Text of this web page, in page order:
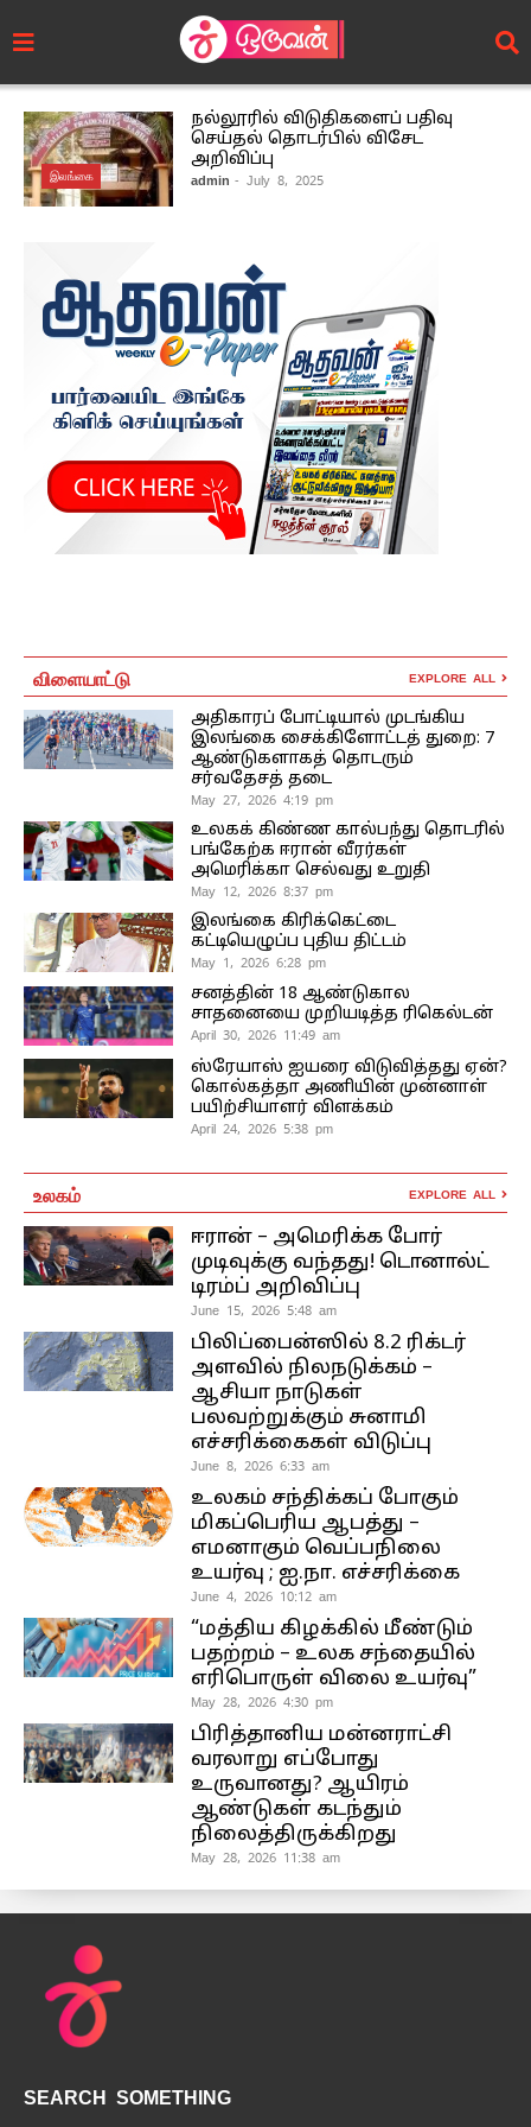
இலங்கை
நல்லூரில் விடுதிகளைப் பதிவு
செய்தல் தொடர்பில் விசேட
அறிவிப்பு
admin - July 8, 2025
விளையாட்டு EXPLORE ALL
அதிகாரப் போட்டியால் முடங்கிய
இலங்கை சைக்கிளோட்டத் துறை: 7
ஆண்டுகளாகத் தொடரும்
சர்வதேசத் தடை
May 27, 2026 4:19 pm
உலகக் கிண்ண கால்பந்து தொடரில்
பங்கேற்க ஈரான் வீரர்கள்
அமெரிக்கா செல்வது உறுதி
May 12, 2026 8:37 pm
இலங்கை கிரிக்கெட்டை
கட்டியெழுப்ப புதிய திட்டம்
May 1, 2026 6:28 pm
சனத்தின் 18 ஆண்டுகால
சாதனையை முறியடித்த ரிகெல்டன்
April 30, 2026 11:49 am
ஸ்ரேயாஸ் ஐயரை விடுவித்தது ஏன்?
கொல்கத்தா அணியின் முன்னாள்
பயிற்சியாளர் விளக்கம்
April 24, 2026 5:38 pm
உலகம் EXPLORE ALL
ஈரான் – அமெரிக்க போர்
முடிவுக்கு வந்தது! டொனால்ட்
டிரம்ப் அறிவிப்பு
June 15, 2026 5:48 am
பிலிப்பைன்ஸில் 8.2 ரிக்டர்
அளவில் நிலநடுக்கம் –
ஆசியா நாடுகள்
பலவற்றுக்கும் சுனாமி
எச்சரிக்கைகள் விடுப்பு
June 8, 2026 6:33 am
உலகம் சந்திக்கப் போகும்
மிகப்பெரிய ஆபத்து –
எமனாகும் வெப்பநிலை
உயர்வு ; ஐ.நா. எச்சரிக்கை
June 4, 2026 10:12 am
“மத்திய கிழக்கில் மீண்டும்
பதற்றம் – உலக சந்தையில்
எரிபொருள் விலை உயர்வு”
May 28, 2026 4:30 pm
பிரித்தானிய மன்னராட்சி
வரலாறு எப்போது
உருவானது? ஆயிரம்
ஆண்டுகள் கடந்தும்
நிலைத்திருக்கிறது
May 28, 2026 11:38 am
SEARCH SOMETHING